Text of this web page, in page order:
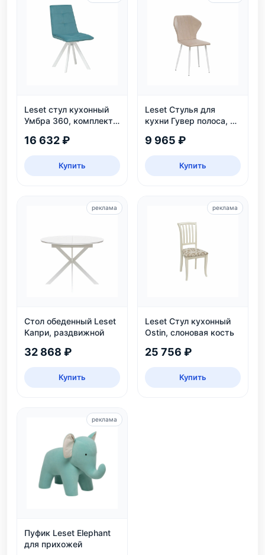
Leset стул кухонный
Умбра 360, комплект
16 632 ₽
Купить
Leset Стулья для
кухни Гувер полоса, 2
9 965 ₽
Купить
Стол обеденный Leset
Капри, раздвижной
32 868 ₽
Купить
реклама
Leset Стул кухонный
Ostin, слоновая кость
25 756 ₽
Купить
реклама
Пуфик Leset Elephant
для прихожей
реклама